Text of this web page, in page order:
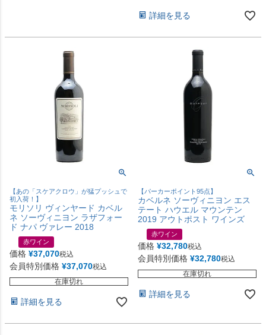
詳細を見る
【あの「スケアクロウ」が猛プッシュで
初入荷！】
モリソリ ヴィンヤード カベル
ネ ソーヴィニヨン ラザフォー
ド ナパ ヴァレー 2018
赤ワイン
価格 ¥37,070税込
会員特別価格 ¥37,070税込
在庫切れ
詳細を見る
【パーカーポイント95点】
カベルネ ソーヴィニヨン エス
テート ハウエル マウンテン
2019 アウトポスト ワインズ
赤ワイン
価格 ¥32,780税込
会員特別価格 ¥32,780税込
在庫切れ
詳細を見る